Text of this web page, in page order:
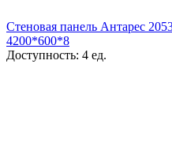
Стеновая панель Антарес
4200*600*8
Доступность: 4 ед.